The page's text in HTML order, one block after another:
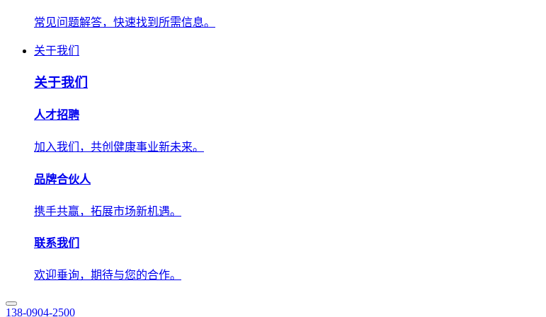
关于我们
人才招聘
加入我们，共创健康事业新未来。
品牌合伙人
携手共赢，拓展市场新机遇。
联系我们
欢迎垂询，期待与您的合作。
138-0904-2500
技术应用